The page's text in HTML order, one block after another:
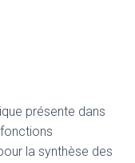
présente dans
la synthèse des